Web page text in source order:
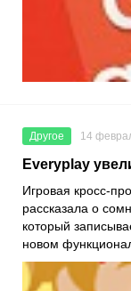
Другое 14
Everyplay
Игровая кросс-
рассказала о
который
новом